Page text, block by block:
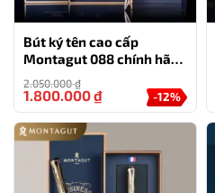
Bút ký tên cao cấp
Montagut 088 chính hãng
màu xanh navy tặng kèm
3 ngòi, túi và hộp
2.050.000₫
-12%
1.800.000₫